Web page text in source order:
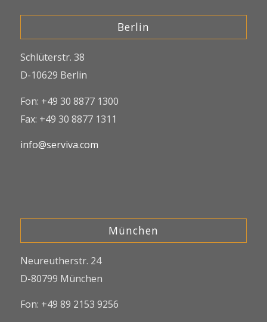
Berlin
Schlüterstr. 38
D-10629 Berlin
Fon: +49 30 8877 1300
Fax: +49 30 8877 1311
info@serviva.com
München
Neureutherstr. 24
D-80799 München
Fon: +49 89 2153 9256